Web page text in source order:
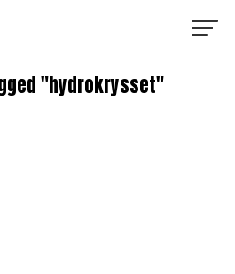
"hydrokrysset"